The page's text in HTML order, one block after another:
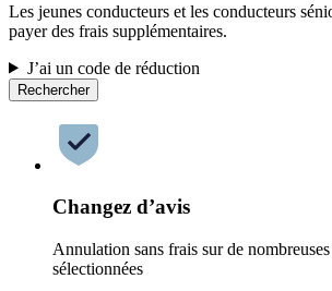
Les jeunes conducteurs et les conducteurs
payer des frais supplémentaires.
J’ai un code de réduction
Rechercher
Changez d’avis
Annulation sans frais sur de
sélectionnées